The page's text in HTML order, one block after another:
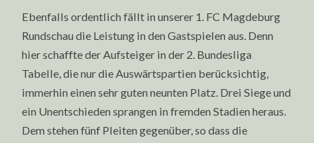
Ebenfalls ordentlich fällt in unserer 1. FC Magdeburg
Rundschau die Leistung in den Gastspielen aus. Denn
hier schaffte der Aufsteiger in der 2. Bundesliga
Tabelle, die nur die Auswärtspartien berücksichtig,
immerhin einen sehr guten neunten Platz. Drei Siege und
ein Unentschieden sprangen in fremden Stadien heraus.
Dem stehen fünf Pleiten gegenüber, so dass die